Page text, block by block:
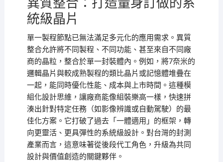
異質整合：打造量身訂做的系
統級晶片
單一製程節點已無法滿足多元化的應用需求。異質
整合允許將不同製程、不同功能、甚至來自不同廠
商的晶粒，整合於單一封裝體內。例如，將7奈米的
邏輯晶片與較成熟製程的類比晶片或記憶體堆疊在
一起，能同時優化性能、成本與上市時間。這種模
組化設計思維，讓廠商能像組裝樂高一樣，快速拼
湊出針對特定任務（如影像辨識或自動駕駛）的最
佳化方案。它打破了過去「一體適用」的框架，轉
向更靈活、更具彈性的系統級設計。對台灣的封測
產業而言，這意味著從後段代工角色，升級為共同
設計與價值創造的關鍵夥伴。